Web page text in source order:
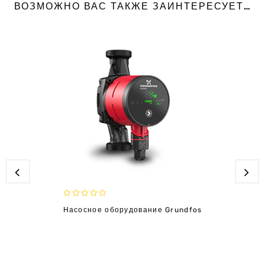
ВОЗМОЖНО ВАС ТАКЖЕ ЗАИНТЕРЕСУЕТ…
out
Насосное оборудование Grundfos